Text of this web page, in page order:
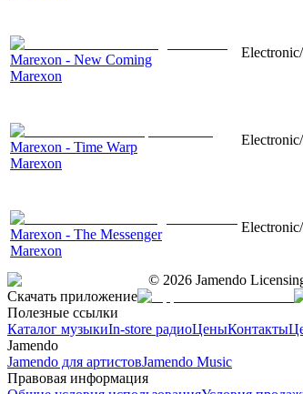
Marexon - New Coming
Marexon
Marexon - Time Warp
Marexon
Marexon - The Messenger
Marexon
© 2026 Jamendo
Скачать приложение
Полезные ссылки
Каталог музыкиIn-store радиоЦеныКонтакты
Jamendo
Jamendo для артистовJamendo Music
Правовая информация